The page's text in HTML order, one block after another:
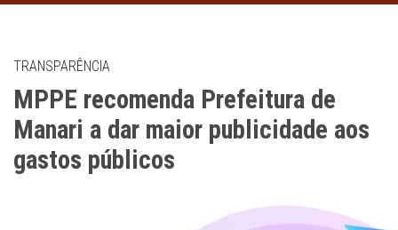
TRANSPARÊNCIA
MPPE recomenda Prefeitura de
Manari a dar maior publicidade aos
gastos públicos